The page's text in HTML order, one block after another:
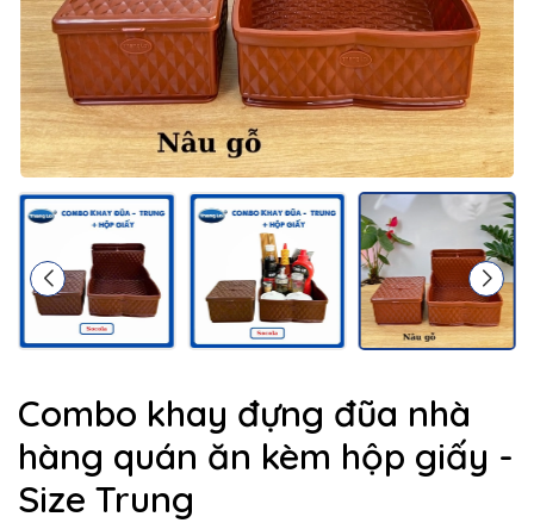
Combo khay đựng đũa nhà
hàng quán ăn kèm hộp giấy -
Size Trung